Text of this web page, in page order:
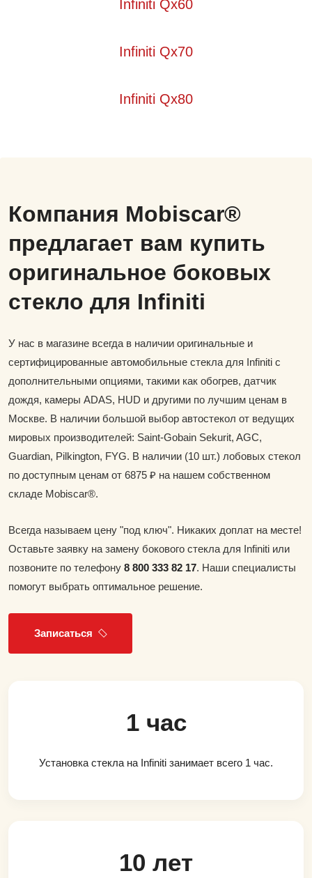
Infiniti Qx60
Infiniti Qx70
Infiniti Qx80
Компания Mobiscar®
предлагает вам купить
оригинальное боковых
стекло для Infiniti
У нас в магазине всегда в наличии оригинальные и
сертифицированные автомобильные стекла для Infiniti с
дополнительными опциями, такими как обогрев, датчик
дождя, камеры ADAS, HUD и другими по лучшим ценам в
Москве. В наличии большой выбор автостекол от ведущих
мировых производителей: Saint-Gobain Sekurit, AGC,
Guardian, Pilkington, FYG. В наличии (10 шт.) лобовых стекол
по доступным ценам от 6875 ₽ на нашем собственном
складе Mobiscar®.
Всегда называем цену "под ключ". Никаких доплат на месте!
Оставьте заявку на замену бокового стекла для Infiniti или
позвоните по телефону 8 800 333 82 17. Наши специалисты
помогут выбрать оптимальное решение.
Записаться
1 час
Установка стекла на Infiniti занимает всего 1 час.
10 лет